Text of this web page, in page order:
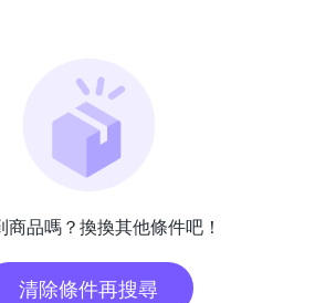
商品嗎？換換其他條件吧！
清除條件再搜尋